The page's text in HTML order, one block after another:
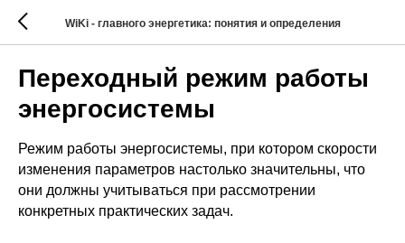
WiKi - главного энергетика: понятия и определения
Переходный режим работы
энергосистемы
Режим работы энергосистемы, при котором скорости
изменения параметров настолько значительны, что
они должны учитываться при рассмотрении
конкретных практических задач.